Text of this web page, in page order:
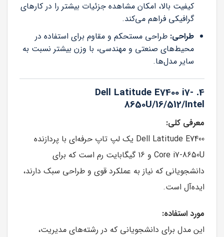
کیفیت بالا، امکان مشاهده جزئیات بیشتر را در کارهای
گرافیکی فراهم می‌کند.
طراحی: طراحی مستحکم و مقاوم برای استفاده در
محیط‌های صنعتی و مهندسی، با وزن بیشتر نسبت به
سایر مدل‌ها.
4. Dell Latitude E7400 i7-
8650U/16/512/Intel
معرفی کلی:
Dell Latitude E7400 یک لپ تاپ حرفه‌ای با پردازنده
Core i7-8650U و 16 گیگابایت رم است که برای
دانشجویانی که نیاز به عملکرد قوی و طراحی سبک دارند،
ایده‌آل است.
مورد استفاده:
این مدل برای دانشجویانی که در رشته‌های مدیریت،